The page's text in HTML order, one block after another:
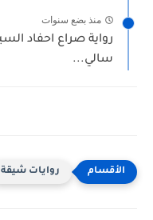
منذ بضع سنوات
سالي...
روايات شيقة